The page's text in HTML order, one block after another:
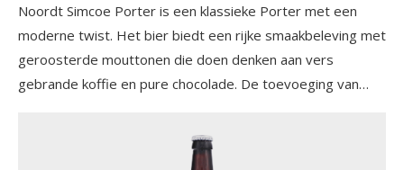
Noordt Simcoe Porter is een klassieke Porter met een
moderne twist. Het bier biedt een rijke smaakbeleving met
geroosterde mouttonen die doen denken aan vers
gebrande koffie en pure chocolade. De toevoeging van
geheel mooi in balans brengt. De afdronk is soepel en
uitnodigend, waardoor dit speciaalbier zowel toegankelijk